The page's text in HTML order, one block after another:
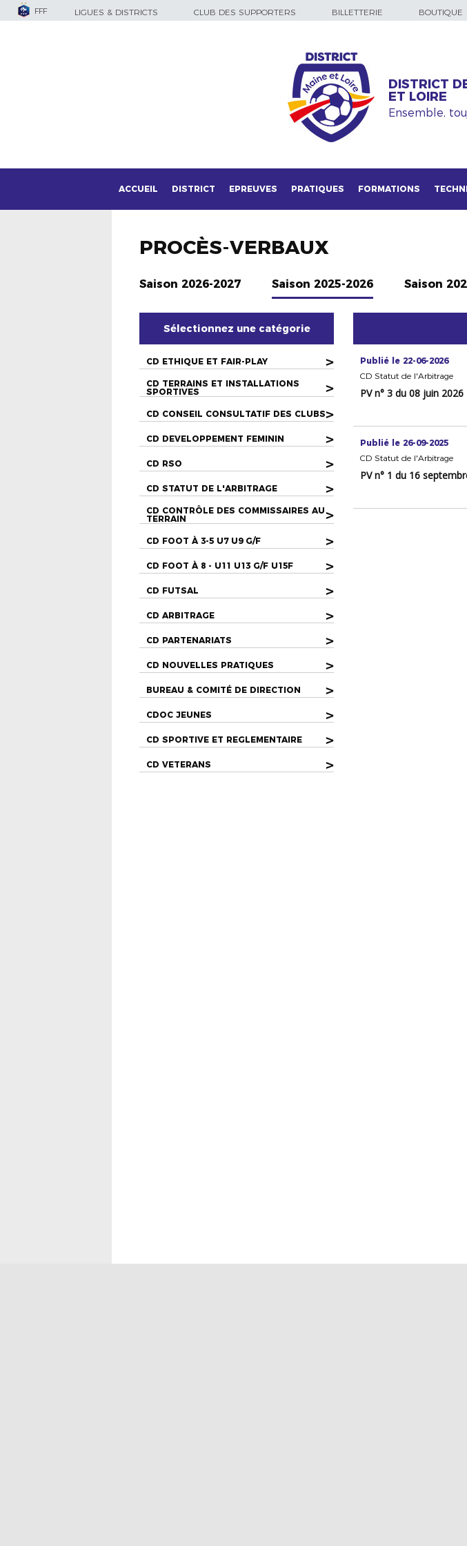
FFF LIGUES & DISTRICTS CLUB DES SUPPORTERS BILLETTERIE BOUTIQUE
DISTRICT
ET LOIRE
Ensemble,
ACCUEIL DISTRICT EPREUVES PRATIQUES FORMATIONS
PROCÈS-VERBAUX
Saison 2026-2027 Saison 2025-2026 Saison
Sélectionnez une catégorie
CD ETHIQUE ET FAIR-PLAY >
CD TERRAINS ET INSTALLATIONS
SPORTIVES
>
CD CONSEIL CONSULTATIF DES CLUBS>
CD DEVELOPPEMENT FEMININ >
CD RSO >
CD STATUT DE L'ARBITRAGE >
CD CONTRÔLE DES COMMISSAIRES AU
TERRAIN
>
CD FOOT À 3-5 U7 U9 G/F >
CD FOOT À 8 - U11 U13 G/F U15F >
CD FUTSAL >
CD ARBITRAGE >
CD PARTENARIATS >
CD NOUVELLES PRATIQUES >
BUREAU & COMITÉ DE DIRECTION >
CDOC JEUNES >
CD SPORTIVE ET REGLEMENTAIRE >
CD VETERANS >
Publié le 22-06-2026
CD Statut de l'Arbitrage
PV n° 3 du 08 juin 2026
Publié le 26-09-2025
CD Statut de l'Arbitrage
PV n° 1 du 16